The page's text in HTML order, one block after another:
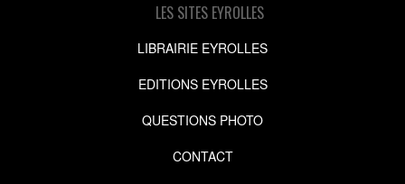
LES SITES EYROLLES
LIBRAIRIE EYROLLES
EDITIONS EYROLLES
QUESTIONS PHOTO
CONTACT